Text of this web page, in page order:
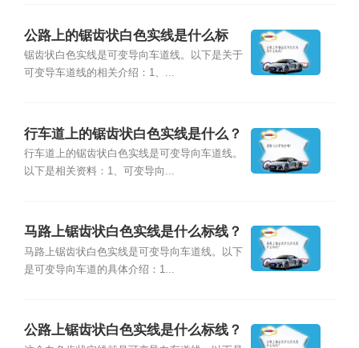
公路上的锯齿状白色实线是什么标
线？
锯齿状白色实线是可变导向车道线。以下是关于
可变导车道线的相关介绍：1、...
行车道上的锯齿状白色实线是什么？
行车道上的锯齿状白色实线是可变导向车道线。
以下是相关资料：1、可变导向...
马路上锯齿状白色实线是什么标线？
马路上锯齿状白色实线是可变导向车道线。以下
是可变导向车道的具体介绍：1...
公路上锯齿状白色实线是什么标线？